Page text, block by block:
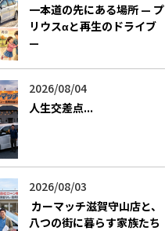
一本道の先にある場所 — プ
リウスαと再生のドライブ
—
2026/08/04
人生交差点...
2026/08/03
―― カーマッチ滋賀守山店と、
八つの街に暮らす家族たち ――